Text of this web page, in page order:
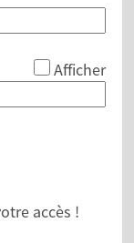
Afficher
accès !